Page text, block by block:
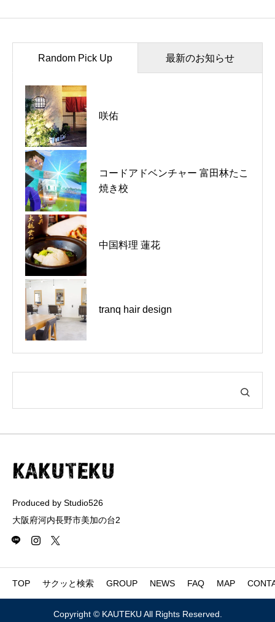
Random Pick Up 最新のお知らせ
咲佑
コードアドベンチャー 富田林たこ
焼き校
中国料理 蓮花
tranq hair design
河内長野市｜泰乃郷整骨院｜10周
河内長野市｜りゅう整骨院｜お盆
休みのお知らせ
富田林市｜とんかつの山田屋 富田
河内長野市｜とんかつの山田屋 河
Produced by Studio526
大阪府河内長野市美加の台2
TOP サクッと検索 GROUP NEWS FAQ MAP
Copyright © KAUTEKU All Rights Reserved.